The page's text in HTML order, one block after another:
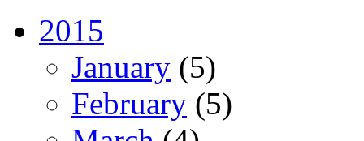
2015
January (5)
February (5)